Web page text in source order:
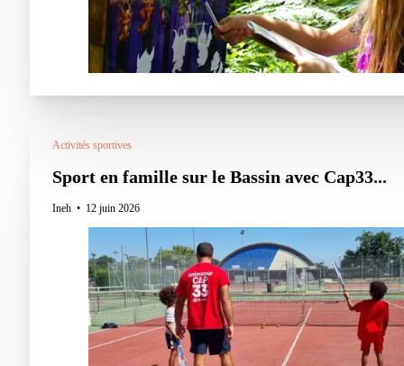
Activités sportives
Sport en famille sur le Bassin avec Cap33...
Ineh 12 juin 2026